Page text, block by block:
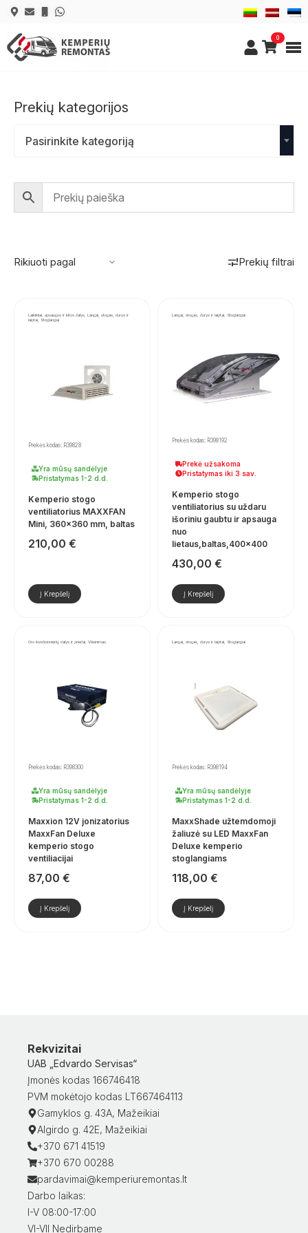
0
Prekių kategorijos
Pasirinkite kategoriją
Prekių filtrai
Laikikliai, apsaugos ir kitos dalys, Langai, stogas, durys ir
laiptai, Stoglangiai
Prekės kodas: R39828
Yra mūsų sandėlyje
Pristatymas 1-2 d.d.
Kemperio stogo
ventiliatorius MAXXFAN
Mini, 360×360 mm, baltas
210,00 €
Į Krepšelį
Langai, stogas, durys ir laiptai, Stoglangiai
Prekės kodas: R398192
Prekė užsakoma
Pristatymas iki 3 sav.
Kemperio stogo
ventiliatorius su uždaru
išoriniu gaubtu ir apsauga
nuo
lietaus,baltas,400×400
430,00 €
Į Krepšelį
Oro kondicionierių dalys ir priedai, Vėsinimas
Prekės kodas: R398300
Yra mūsų sandėlyje
Pristatymas 1-2 d.d.
Maxxion 12V jonizatorius
MaxxFan Deluxe
kemperio stogo
ventiliacijai
87,00 €
Į Krepšelį
Langai, stogas, durys ir laiptai, Stoglangiai
Prekės kodas: R398194
Yra mūsų sandėlyje
Pristatymas 1-2 d.d.
MaxxShade užtemdomoji
žaliuzė su LED MaxxFan
Deluxe kemperio
stoglangiams
118,00 €
Į Krepšelį
Rekvizitai
UAB „Edvardo Servisas“
Įmonės kodas 166746418
PVM mokėtojo kodas LT667464113
Gamyklos g. 43A, Mažeikiai
Algirdo g. 42E, Mažeikiai
+370 671 41519
+370 670 00288
pardavimai@kemperiuremontas.lt
Darbo laikas:
I-V 08:00-17:00
VI-VII Nedirbame